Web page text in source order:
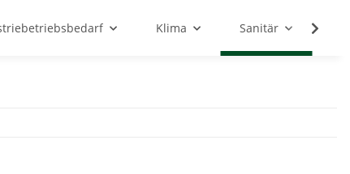
Klima Sanitär